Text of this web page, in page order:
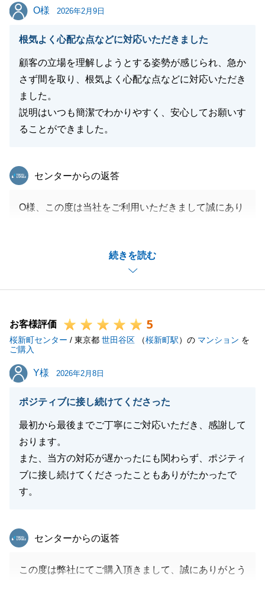
閉じる
O様
O様 2026年2月9日
根気よく心配な点などに対応いただきました
顧客の立場を理解しようとする姿勢が感じられ、急か
さず間を取り、根気よく心配な点などに対応いただき
ました。
説明はいつも簡潔でわかりやすく、安心してお願いす
ることができました。
続きを読む
東急リバブル
センターからの返答
O様、この度は当社をご利用いただきまして誠にあり
入って頂けて大変うれしく思います。
今後また不動産売買のご要望がありましたら、是非当
社をご利用ください。
閉じる
お客様評価 5
桜新町センター / 東京都 世田谷区 （桜新町駅）の マンション を
ご購入
Y様
Y様 2026年2月8日
ポジティブに接し続けてくださった
最初から最後までご丁寧にご対応いただき、感謝して
おります。
また、当方の対応が遅かったにも関わらず、ポジティ
ブに接し続けてくださったこともありがたかったで
す。
東急リバブル
センターからの返答
この度は弊社にてご購入頂きまして、誠にありがとう